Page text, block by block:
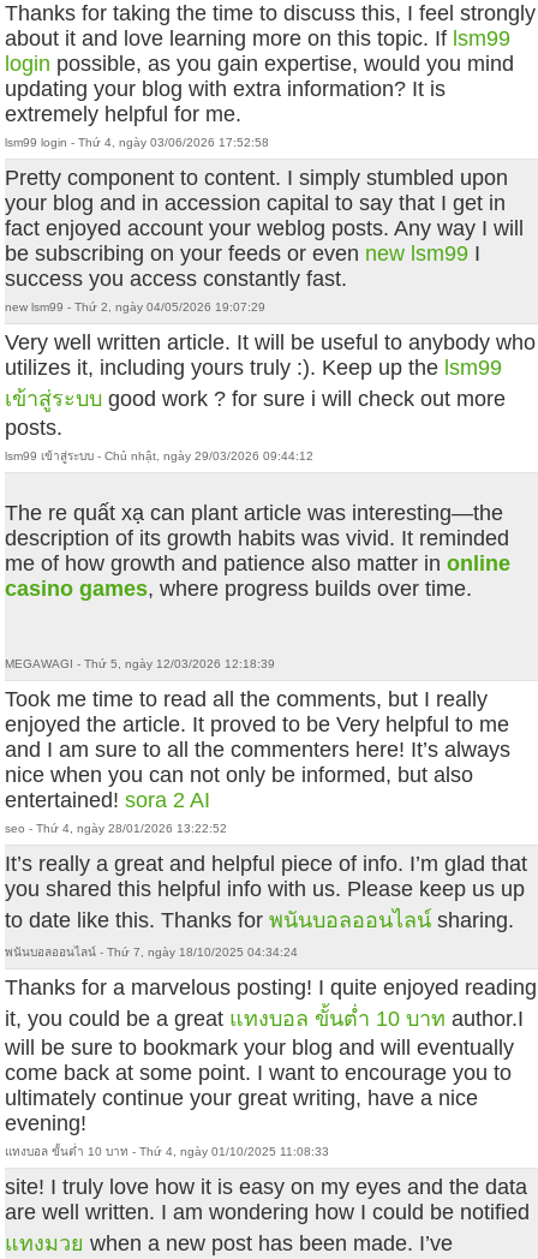
Thanks for taking the time to discuss this, I feel strongly
about it and love learning more on this topic. If lsm99
login possible, as you gain expertise, would you mind
updating your blog with extra information? It is
extremely helpful for me.
lsm99 login - Thứ 4, ngày 03/06/2026 17:52:58
Pretty component to content. I simply stumbled upon
your blog and in accession capital to say that I get in
fact enjoyed account your weblog posts. Any way I will
be subscribing on your feeds or even new lsm99 I
success you access constantly fast.
new lsm99 - Thứ 2, ngày 04/05/2026 19:07:29
Very well written article. It will be useful to anybody who
utilizes it, including yours truly :). Keep up the lsm99
เข้าสู่ระบบ good work ? for sure i will check out more
posts.
lsm99 เข้าสู่ระบบ - Chủ nhật, ngày 29/03/2026 09:44:12
The re quất xạ can plant article was interesting—the
description of its growth habits was vivid. It reminded
me of how growth and patience also matter inonline
casino games, where progress builds over time.
MEGAWAGI - Thứ 5, ngày 12/03/2026 12:18:39
Took me time to read all the comments, but I really
enjoyed the article. It proved to be Very helpful to me
and I am sure to all the commenters here! It’s always
nice when you can not only be informed, but also
entertained!sora 2 AI
seo - Thứ 4, ngày 28/01/2026 13:22:52
It’s really a great and helpful piece of info. I’m glad that
you shared this helpful info with us. Please keep us up
to date like this. Thanks forพนันบอลออนไลน์ sharing.
พนันบอลออนไลน์ - Thứ 7, ngày 18/10/2025 04:34:24
Thanks for a marvelous posting! I quite enjoyed reading
it, you could be a great แทงบอล ขั้นต่ำ 10 บาท author.I
will be sure to bookmark your blog and will eventually
come back at some point. I want to encourage you to
ultimately continue your great writing, have a nice
evening!
แทงบอล ขั้นต่ำ 10 บาท - Thứ 4, ngày 01/10/2025 11:08:33
site! I truly love how it is easy on my eyes and the data
are well written. I am wondering how I could be notified
แทงมวย when a new post has been made. I’ve